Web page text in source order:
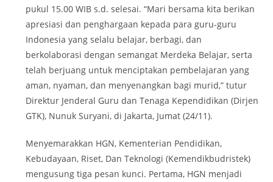
pukul 15.00 WIB s.d. selesai. “Mari bersama kita berikan
apresiasi dan penghargaan kepada para guru-guru
Indonesia yang selalu belajar, berbagi, dan
berkolaborasi dengan semangat Merdeka Belajar, serta
telah berjuang untuk menciptakan pembelajaran yang
aman, nyaman, dan menyenangkan bagi murid,” tutur
Direktur Jenderal Guru dan Tenaga Kependidikan (Dirjen
GTK), Nunuk Suryani, di Jakarta, Jumat (24/11).
Menyemarakkan HGN, Kementerian Pendidikan,
Kebudayaan, Riset, Dan Teknologi (Kemendikbudristek)
mengusung tiga pesan kunci. Pertama, HGN menjadi